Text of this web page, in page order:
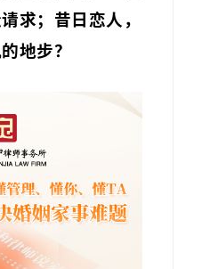
求；昔日恋人，
地步？